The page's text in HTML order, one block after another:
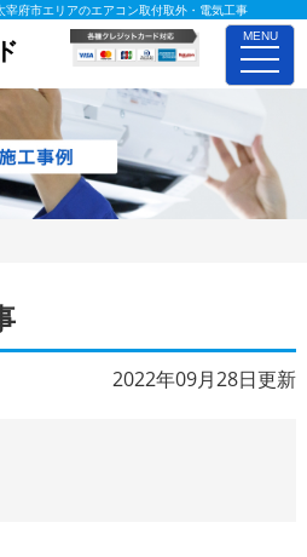
MENU
toggle
府市エリアのエアコン取付取外・電気工事
2022年09月28日更新